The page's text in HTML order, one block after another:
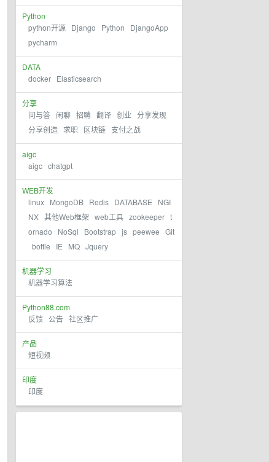
Python
python开源 Django Python
DjangoApp
pycharm
DATA
docker Elasticsearch
分享
问与答 闲聊 招聘 翻译 创业 分享发现
分享创造 求职 区块链 支付之战
aigc
aigc chatgpt
WEB开发
linux MongoDB Redis DATABASE
NGI
NX 其他Web框架 web工具 zookeeper t
ornado
NoSql Bootstrap js peewee Git
bottle
IE MQ Jquery
机器学习
机器学习算法
Python88.com
反馈 公告 社区推广
产品
短视频
印度
印度